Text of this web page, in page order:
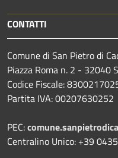
CONTATTI
Comune di San Pietro di
Piazza Roma n. 2 - 32040
Codice Fiscale:
Partita IVA: 00207630252
PEC:
Centralino Unico: +39